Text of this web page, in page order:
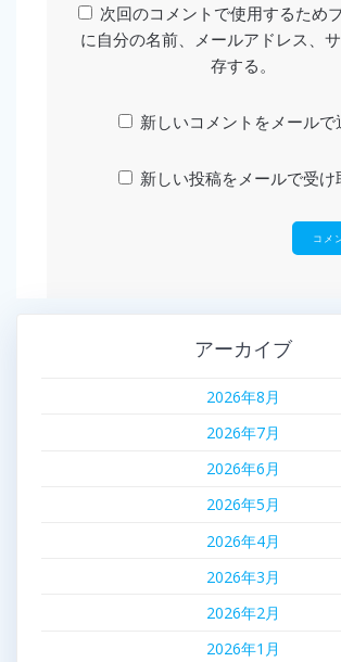
次回のコメントで使用するため
に自分の名前、メールアドレス、
存する。
新しいコメントをメールで
新しい投稿をメールで受け
アーカイブ
2026年8月
2026年7月
2026年6月
2026年5月
2026年4月
2026年3月
2026年2月
2026年1月